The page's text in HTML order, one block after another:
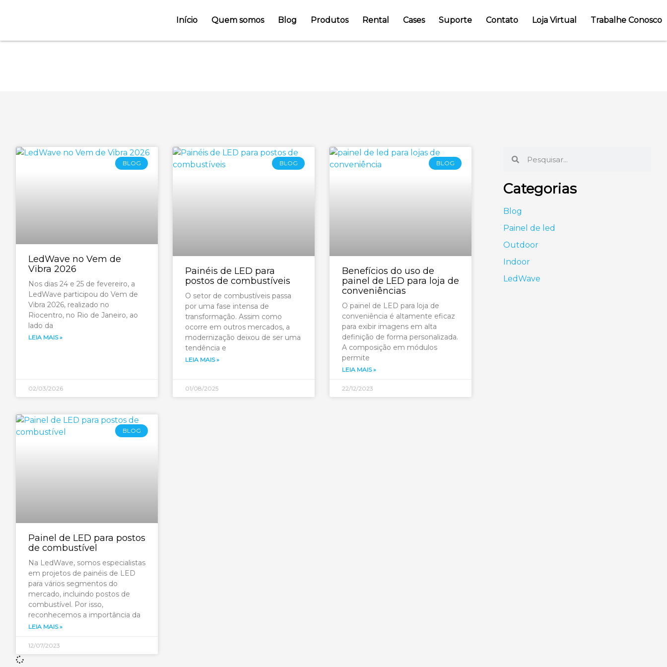
Início Quem somos Blog Produtos Rental Cases Suporte Contato Loja Virtual Trabalhe Conosco
BLOG
LedWave no Vem de
Vibra 2026
Nos dias 24 e 25 de fevereiro, a
LedWave participou do Vem de
Vibra 2026, realizado no
Riocentro, no Rio de Janeiro, ao
lado da
LEIA MAIS »
02/03/2026
BLOG
Painéis de LED para
postos de combustíveis
O setor de combustíveis passa
por uma fase intensa de
transformação. Assim como
ocorre em outros mercados, a
modernização deixou de ser uma
tendência e
LEIA MAIS »
01/08/2025
BLOG
Benefícios do uso de
painel de LED para loja de
conveniências
O painel de LED para loja de
conveniência é altamente eficaz
para exibir imagens em alta
definição de forma personalizada.
A composição em módulos
permite
LEIA MAIS »
22/12/2023
BLOG
Painel de LED para postos
de combustível
Na LedWave, somos especialistas
em projetos de painéis de LED
para vários segmentos do
mercado, incluindo postos de
combustível. Por isso,
reconhecemos a importância da
LEIA MAIS »
12/07/2023
Categorias
Blog
Painel de led
Outdoor
Indoor
LedWave